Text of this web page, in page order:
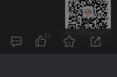
关注公众号
53